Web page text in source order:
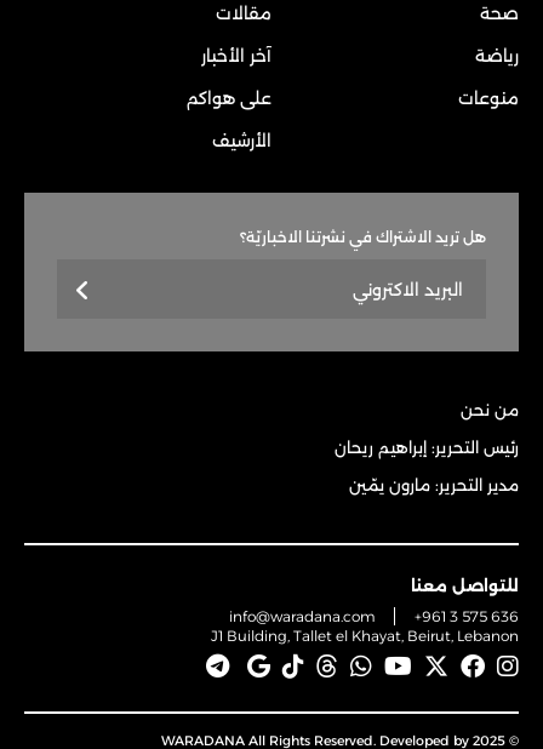
صحة
رياضة
منوعات
مقالات
آخر الأخبار
على هواكم
الأرشيف
هل تريد الاشتراك في نشرتنا الاخباريّة؟
من نحن
رئيس التحرير: إبراهيم ريحان
مدير التحرير: مارون يمّين
للتواصل معنا
info@waradana.com
+961 3 575 636
J1 Building, Tallet el Khayat, Beirut, Lebanon
© 2025 WARADANA All Rights Reserved. Developed by